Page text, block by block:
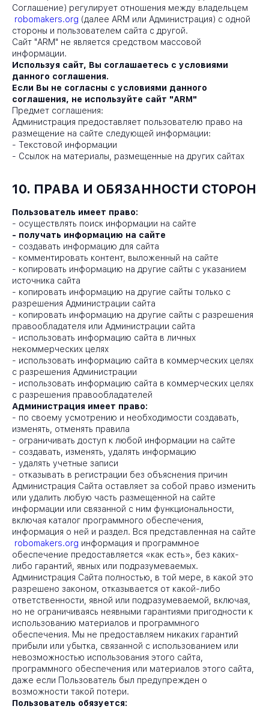
Соглашение) регулирует отношения между владельцем
robomakers.org (далее ARM или Администрация) с одной
стороны и пользователем сайта с другой.
Сайт "ARM" не является средством массовой
информации.
Используя сайт, Вы соглашаетесь с условиями
данного соглашения.
Если Вы не согласны с условиями данного
соглашения, не используйте сайт "ARM"
Предмет соглашения:
Администрация предоставляет пользователю право на
размещение на сайте следующей информации:
- Текстовой информации
- Ссылок на материалы, размещенные на других сайтах
10. ПРАВА И ОБЯЗАННОСТИ СТОРОН
Пользователь имеет право:
- осуществлять поиск информации на сайте
- получать информацию на сайте
- создавать информацию для сайта
- комментировать контент, выложенный на сайте
- копировать информацию на другие сайты с указанием
источника сайта
- копировать информацию на другие сайты только с
разрешения Администрации сайта
- копировать информацию на другие сайты с разрешения
правообладателя или Администрации сайта
- использовать информацию сайта в личных
некоммерческих целях
- использовать информацию сайта в коммерческих целях
с разрешения Администрации
- использовать информацию сайта в коммерческих целях
с разрешения правообладателей
Администрация имеет право:
- по своему усмотрению и необходимости создавать,
изменять, отменять правила
- ограничивать доступ к любой информации на сайте
- создавать, изменять, удалять информацию
- удалять учетные записи
- отказывать в регистрации без объяснения причин
Администрация Сайта оставляет за собой право изменить
или удалить любую часть размещенной на сайте
информации или связанной с ним функциональности,
включая каталог программного обеспечения,
информация о ней и раздел. Вся представленная на сайте
robomakers.org информация и программное
обеспечение предоставляется «как есть», без каких-
либо гарантий, явных или подразумеваемых.
Администрация Сайта полностью, в той мере, в какой это
разрешено законом, отказывается от какой-либо
ответственности, явной или подразумеваемой, включая,
но не ограничиваясь неявными гарантиями пригодности к
использованию материалов и программного
обеспечения. Мы не предоставляем никаких гарантий
прибыли или убытка, связанной с использованием или
невозможностью использования этого сайта,
программного обеспечения или материалов этого сайта,
даже если Пользователь был предупрежден о
возможности такой потери.
Пользователь обязуется: